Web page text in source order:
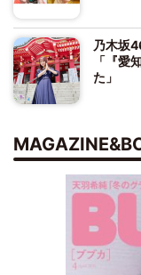
乃木坂
「『愛
た」